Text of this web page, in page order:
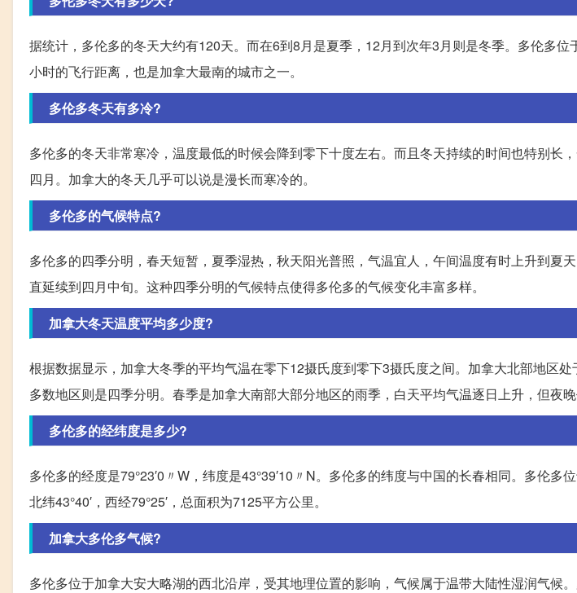
据统计，多伦多的冬天大约有120天。而在6到8月是夏季，12月到次年3月则是冬季。多伦多位
小时的飞行距离，也是加拿大最南的城市之一。
多伦多冬天有多冷?
多伦多的冬天非常寒冷，温度最低的时候会降到零下十度左右。而且冬天持续的时间也特别长
四月。加拿大的冬天几乎可以说是漫长而寒冷的。
多伦多的气候特点?
多伦多的四季分明，春天短暂，夏季湿热，秋天阳光普照，气温宜人，午间温度有时上升到夏
直延续到四月中旬。这种四季分明的气候特点使得多伦多的气候变化丰富多样。
加拿大冬天温度平均多少度?
根据数据显示，加拿大冬季的平均气温在零下12摄氏度到零下3摄氏度之间。加拿大北部地区
多数地区则是四季分明。春季是加拿大南部大部分地区的雨季，白天平均气温逐日上升，但夜晚
多伦多的经纬度是多少?
多伦多的经度是79°23′0〃W，纬度是43°39′10〃N。多伦多的纬度与中国的长春相同。多伦多
北纬43°40′，西经79°25′，总面积为7125平方公里。
加拿大多伦多气候?
多伦多位于加拿大安大略湖的西北沿岸，受其地理位置的影响，气候属于温带大陆性湿润气候